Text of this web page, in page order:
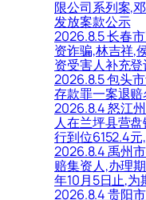
限公司系列案,
发放案款公示
2026.8.5 长春
资诈骗,林吉祥,
资受害人补充
2026.8.5 包头
存款罪一案退
2026.8.4 怒江
人在兰坪县营
行到位6152.4
2026.8.4 禹州
赔集资人,办理
年10月5日止,为
2026.8.4 贵阳